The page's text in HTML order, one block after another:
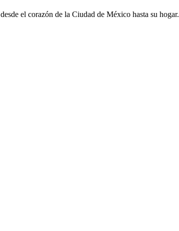
el corazón de la Ciudad de México hasta su hogar.